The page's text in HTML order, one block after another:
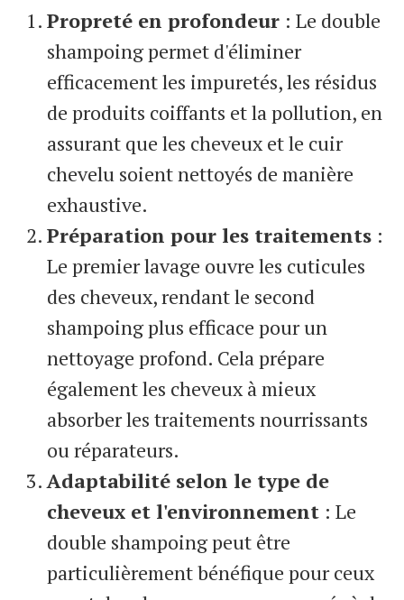
Propreté en profondeur : Le double
shampoing permet d'éliminer
efficacement les impuretés, les résidus
de produits coiffants et la pollution, en
assurant que les cheveux et le cuir
chevelu soient nettoyés de manière
exhaustive.
Préparation pour les traitements :
Le premier lavage ouvre les cuticules
des cheveux, rendant le second
shampoing plus efficace pour un
nettoyage profond. Cela prépare
également les cheveux à mieux
absorber les traitements nourrissants
ou réparateurs.
Adaptabilité selon le type de
cheveux et l'environnement : Le
double shampoing peut être
particulièrement bénéfique pour ceux